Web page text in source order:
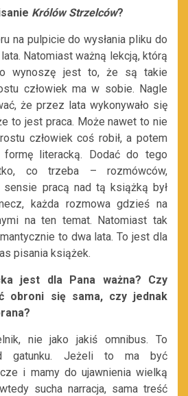
Królów Strzelców?
na pulpicie do wysłania pliku do
Natomiast ważną lekcją, którą
wynoszę jest to, że są takie
człowiek ma w sobie. Nagle
że przez lata wykonywało się
to jest praca. Może nawet to nie
człowiek coś robił, a potem
formę literacką. Dodać do tego
co trzeba – rozmówców,
pracą nad tą książką był
każda rozmowa gdzieś na
na ten temat. Natomiast tak
to dwa lata. To jest dla
pisania książek.
jest dla Pana ważna? Czy
obroni się sama, czy jednak
nie jako jakiś omnibus. To
gatunku. Jeżeli to ma być
i mamy do ujawnienia wielką
sucha narracja, sama treść